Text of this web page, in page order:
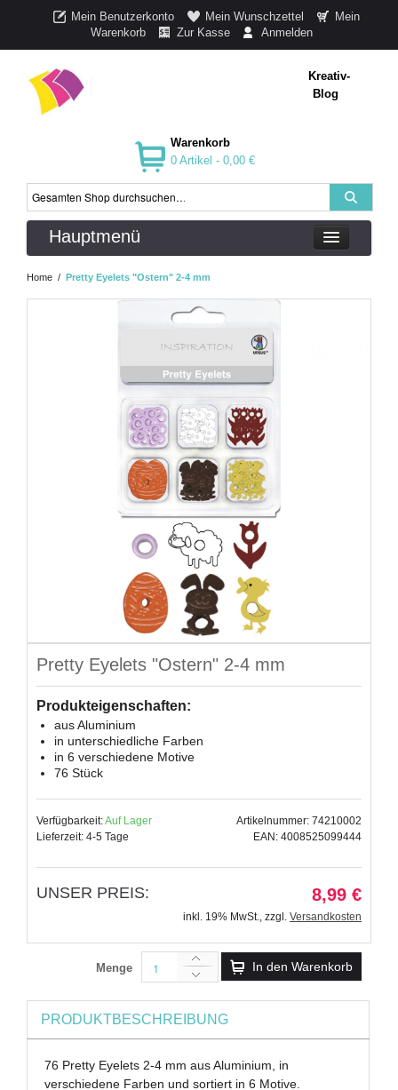
Mein Benutzerkonto Mein Wunschzettel
Mein
Warenkorb
Zur Kasse Anmelden
Kreativ-
Blog
Warenkorb
0 Artikel - 0,00 €
Hauptmenü
Home / Pretty Eyelets "Ostern" 2-4 mm
Pretty Eyelets "Ostern" 2-4 mm
Produkteigenschaften:
aus Aluminium
in unterschiedliche Farben
in 6 verschiedene Motive
76 Stück
Verfügbarkeit:Auf Lager
Lieferzeit: 4-5 Tage
Artikelnummer: 74210002
EAN: 4008525099444
UNSER PREIS: 8,99 €
inkl. 19% MwSt., zzgl. Versandkosten
Menge In den Warenkorb
PRODUKTBESCHREIBUNG
76 Pretty Eyelets 2-4 mm aus Aluminium, in
verschiedene Farben und sortiert in 6 Motive.